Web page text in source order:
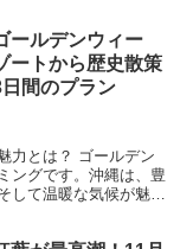
ールデンウィー
ートから歴史散策
間のプラン
力とは？ ゴールデン
ングです。沖縄は、豊
て温暖な気候が魅力